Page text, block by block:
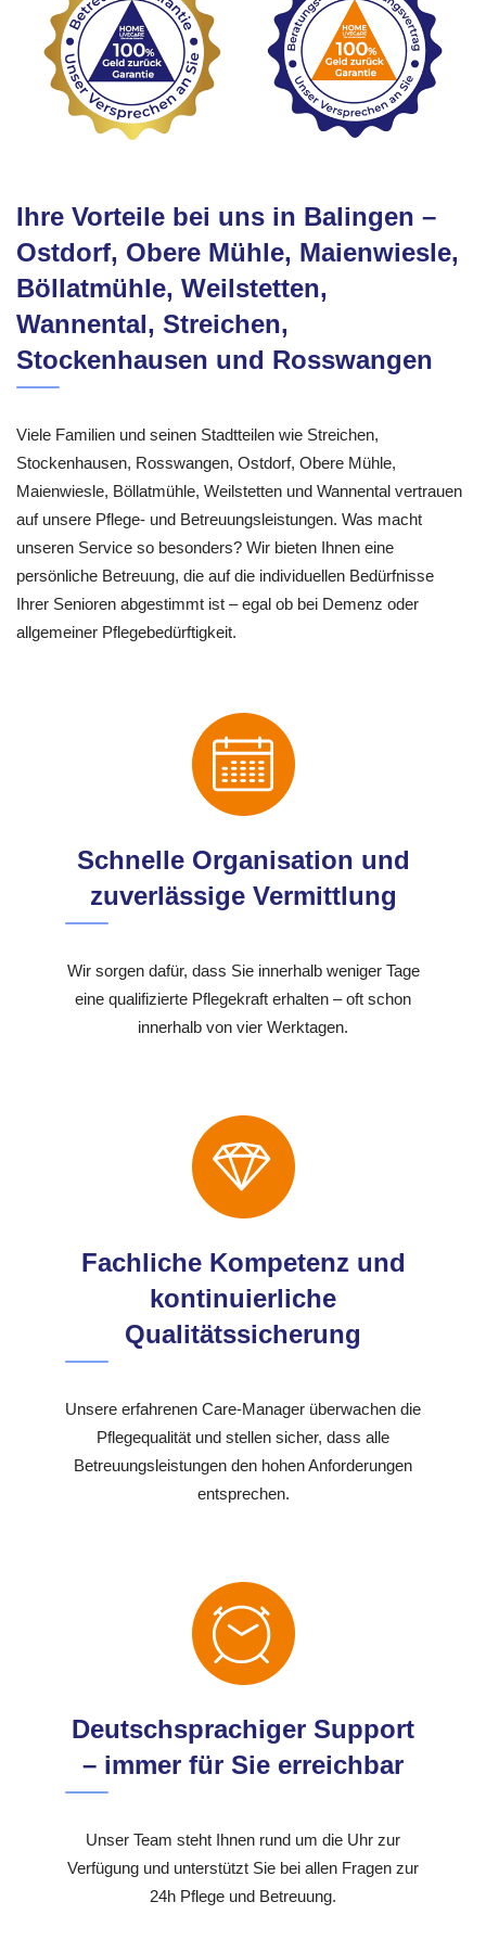
Ihre Vorteile bei uns in Balingen –
Ostdorf, Obere Mühle, Maienwiesle,
Böllatmühle, Weilstetten,
Wannental, Streichen,
Stockenhausen und Rosswangen
Viele Familien und seinen Stadtteilen wie Streichen,
Stockenhausen, Rosswangen, Ostdorf, Obere Mühle,
Maienwiesle, Böllatmühle, Weilstetten und Wannental vertrauen
auf unsere Pflege- und Betreuungsleistungen. Was macht
unseren Service so besonders? Wir bieten Ihnen eine
persönliche Betreuung, die auf die individuellen Bedürfnisse
Ihrer Senioren abgestimmt ist – egal ob bei Demenz oder
allgemeiner Pflegebedürftigkeit.
Schnelle Organisation und
zuverlässige Vermittlung
Wir sorgen dafür, dass Sie innerhalb weniger Tage
eine qualifizierte Pflegekraft erhalten – oft schon
innerhalb von vier Werktagen.
Fachliche Kompetenz und
kontinuierliche
Qualitätssicherung
Unsere erfahrenen Care-Manager überwachen die
Pflegequalität und stellen sicher, dass alle
Betreuungsleistungen den hohen Anforderungen
entsprechen.
Deutschsprachiger Support
– immer für Sie erreichbar
Unser Team steht Ihnen rund um die Uhr zur
Verfügung und unterstützt Sie bei allen Fragen zur
24h Pflege und Betreuung.